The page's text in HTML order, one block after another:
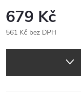
679 Kč
561 Kč bez DPH